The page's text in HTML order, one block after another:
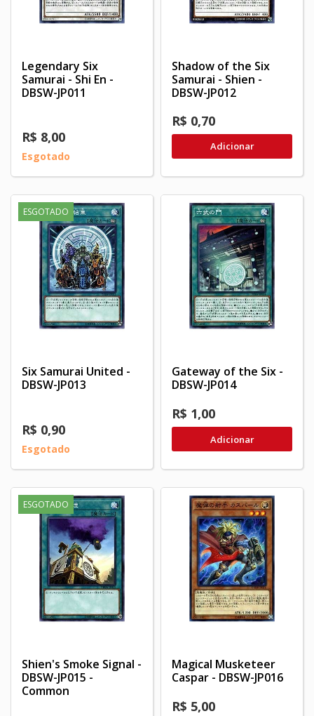
Legendary Six
Samurai - Shi En -
DBSW-JP011
R$ 8,00
Esgotado
Shadow of the Six
Samurai - Shien -
DBSW-JP012
R$ 0,70
Adicionar
ESGOTADO
Six Samurai United -
DBSW-JP013
R$ 0,90
Esgotado
Gateway of the Six -
DBSW-JP014
R$ 1,00
Adicionar
ESGOTADO
Shien's Smoke Signal -
DBSW-JP015 -
Common
Magical Musketeer
Caspar - DBSW-JP016
R$ 5,00